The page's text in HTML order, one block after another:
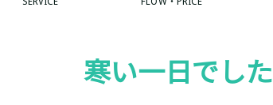
寒い一日でした